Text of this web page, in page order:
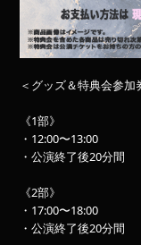
＜グッズ＆特典会参加
《1部》
・12:00〜13:00
・公演終了後20分間
《2部》
・17:00〜18:00
・公演終了後20分間